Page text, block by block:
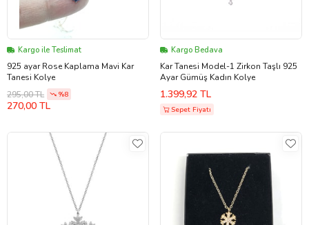
Kargo ile Teslimat
925 ayar Rose Kaplama Mavi Kar
Tanesi Kolye
295,00 TL
%8
270,00 TL
Kargo Bedava
Kar Tanesi Model-1 Zirkon Taşlı 925
Ayar Gümüş Kadın Kolye
1.399,92 TL
Sepet Fiyatı